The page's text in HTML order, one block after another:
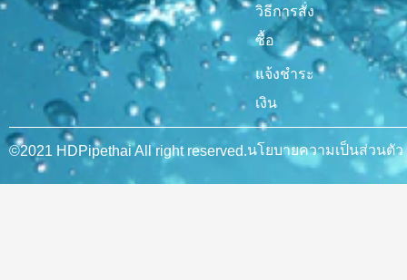
วิธีการสั่ง
ซื้อ
แจ้งชำระ
เงิน
©2021 HDPipethai All right reserved.นโยบายความเป็นส่วนตัว